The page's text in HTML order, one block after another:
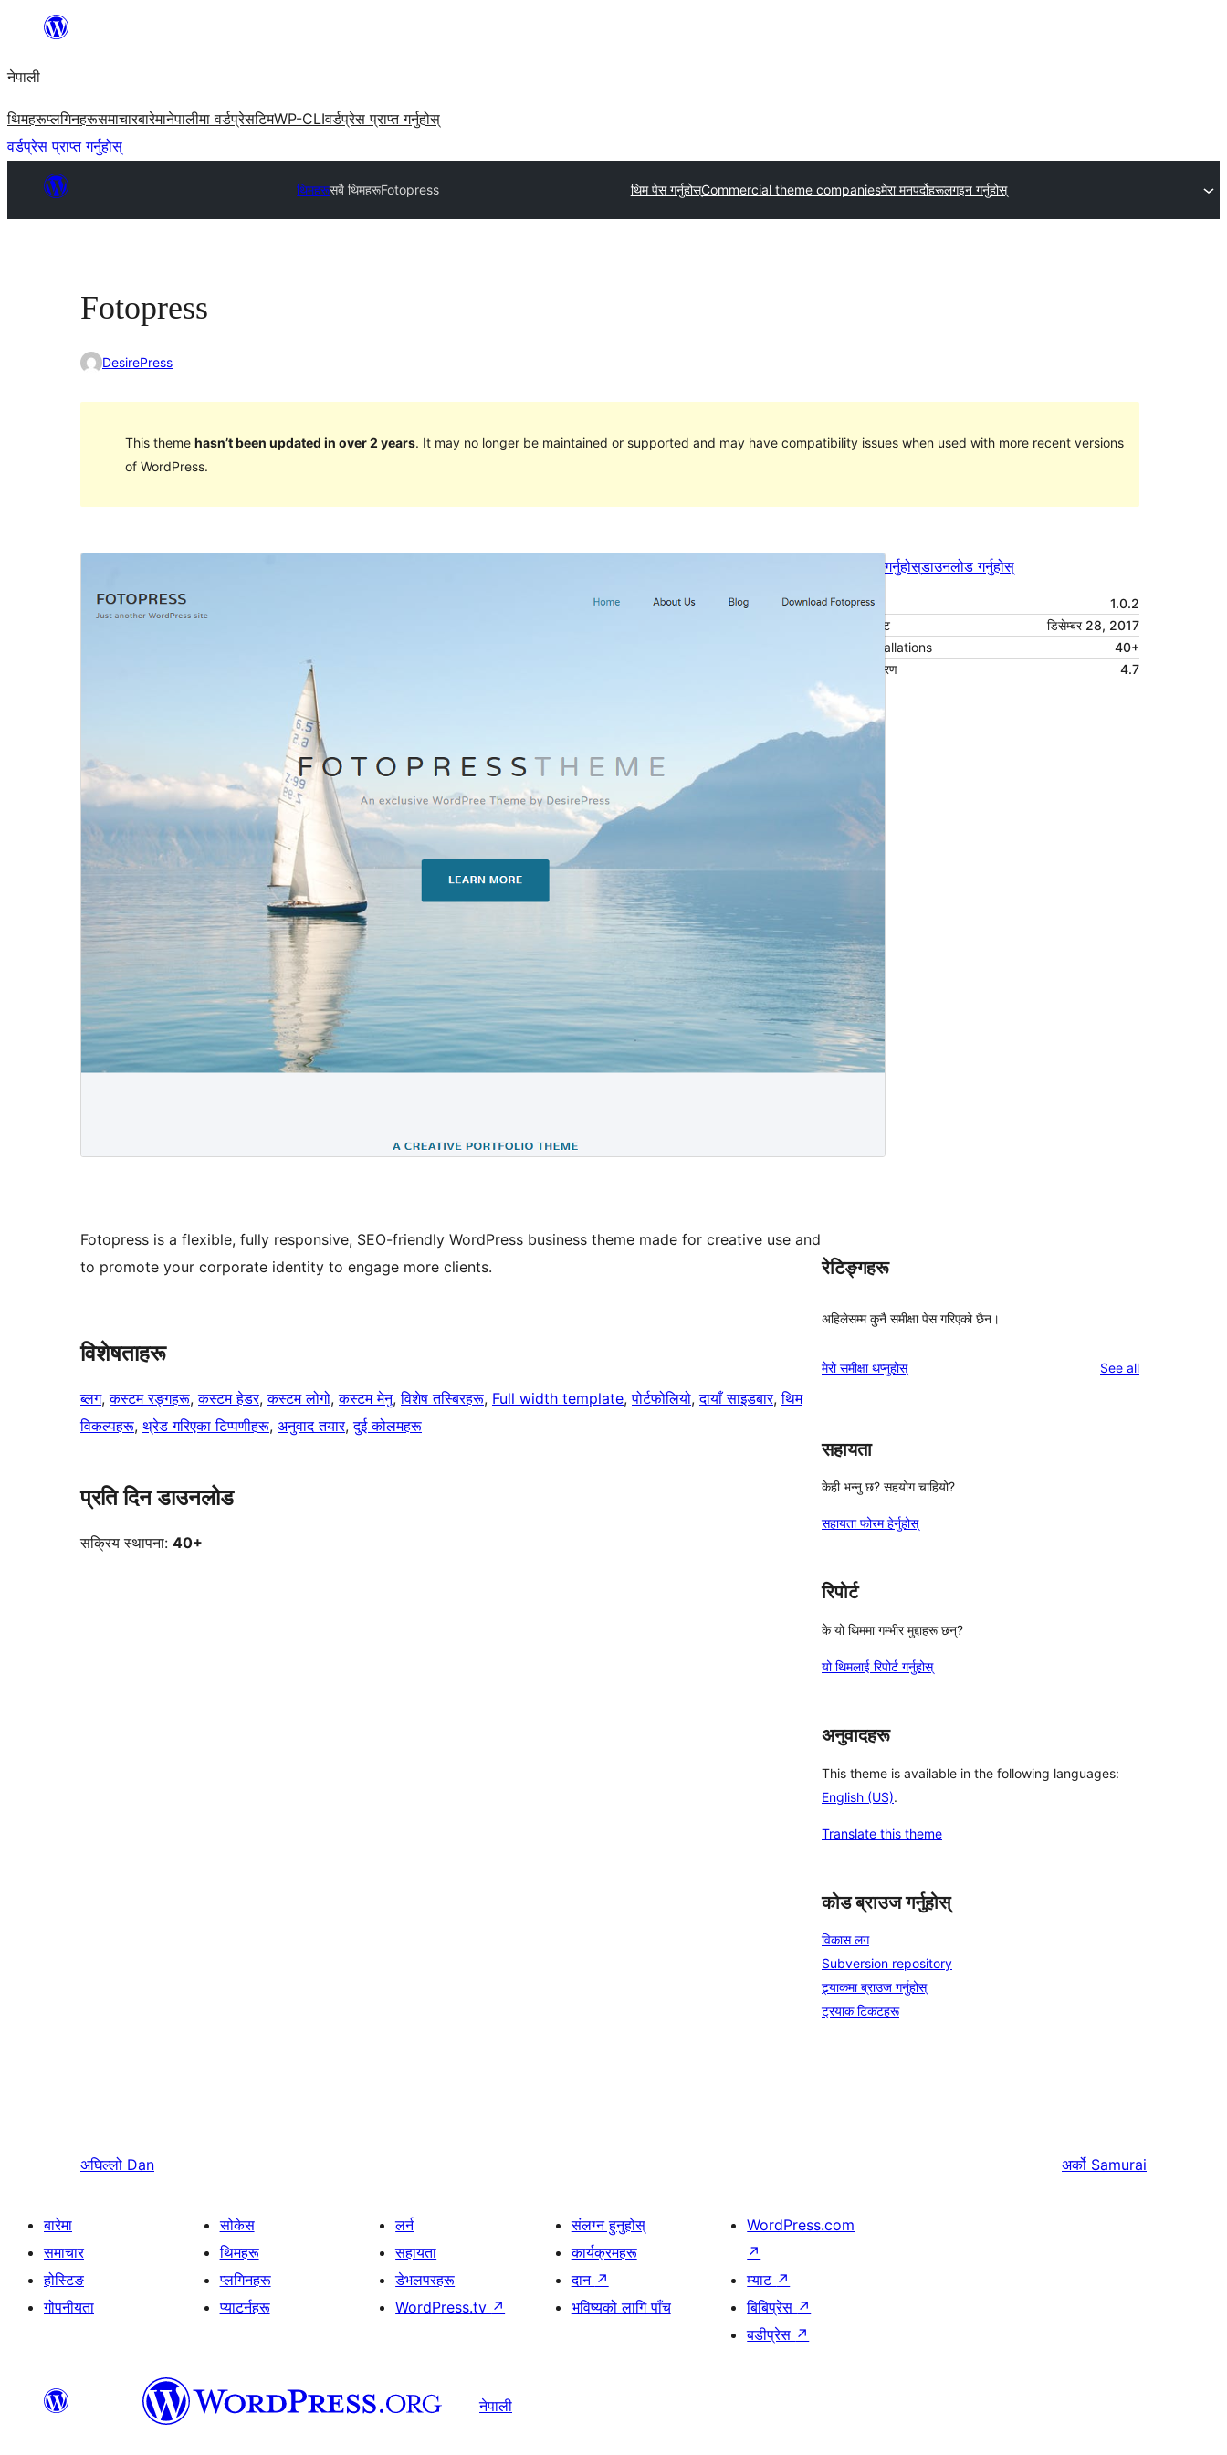
सामग्रीमा
नेपाली
थिमहरूप्लगिनहरूसमाचारबारेमानेपालीमा वर्डप्रेसटिमWP-CLIवर्डप्रेस प्राप्त गर्नुहोस्
वर्डप्रेस प्राप्त गर्नुहोस्
थिमहरूसबै थिमहरूFotopress थिम पेस गर्नुहोस्Commercial theme companiesमेरा मनपर्दोहरूलगइन गर्नुहोस्
Fotopress
DesirePress
This theme hasn’t been updated in over 2 years. It may no longer be maintained or supported and may have compatibility issues when used with more recent versions
of WordPress.
पूर्वावलोकन गर्नुहोस्डाउनलोड गर्नुहोस्
संस्करण
1.0.2
पछिल्लो अपडेट
डिसेम्बर 28, 2017
Active installations
40+
वर्डप्रेस संस्करण
4.7
थिम गृहपृष्ठ
Fotopress is a flexible, fully responsive, SEO-friendly WordPress business theme made for creative use and
to promote your corporate identity to engage more clients.
विशेषताहरू
ब्लग, कस्टम रङ्गहरू, कस्टम हेडर, कस्टम लोगो, कस्टम मेनु, विशेष तस्बिरहरू, Full width template, पोर्टफोलियो, दायाँ साइडबार, थिम
विकल्पहरू, थ्रेड गरिएका टिप्पणीहरू, अनुवाद तयार, दुई कोलमहरू
प्रति दिन डाउनलोड
सक्रिय स्थापना: 40+
रेटिङ्गहरू
अहिलेसम्म कुनै समीक्षा पेस गरिएको छैन।
मेरो समीक्षा थप्नुहोस् See allreviews
सहायता
केही भन्नु छ? सहयोग चाहियो?
सहायता फोरम हेर्नुहोस्
रिपोर्ट
के यो थिममा गम्भीर मुद्दाहरू छन्?
यो थिमलाई रिपोर्ट गर्नुहोस्
अनुवादहरू
This theme is available in the following languages:
English (US).
Translate this theme
कोड ब्राउज गर्नुहोस्
विकास लग
Subversion repository
ट्र्याकमा ब्राउज गर्नुहोस्
ट्रयाक टिकटहरू
अघिल्लो Dan अर्को Samurai
बारेमा
समाचार
होस्टिङ
गोपनीयता
सोकेस
थिमहरू
प्लगिनहरू
प्याटर्नहरू
लर्न
सहायता
डेभलपरहरू
WordPress.tv ↗
संलग्न हुनुहोस्
कार्यक्रमहरू
दान ↗
भविष्यको लागि पाँच
WordPress.com
↗
म्याट ↗
बिबिप्रेस ↗
बडीप्रेस ↗
नेपाली